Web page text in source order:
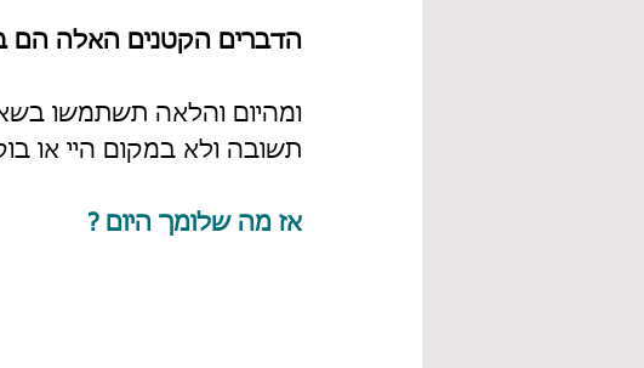
הדברים הקטנים האלה הם
ומהיום והלאה תשתמשו
תשובה ולא במקום היי או
אז מה שלומך היום ?